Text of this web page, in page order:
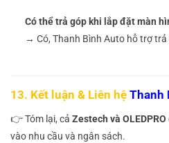
Có thể trả góp khi lắp đặt màn
→ Có, Thanh Bình Auto hỗ trợ trả
13. Kết luận & Liên hệ Thanh
👉 Tóm lại, cả Zestech và OLEDPRO
vào nhu cầu và ngân sách.